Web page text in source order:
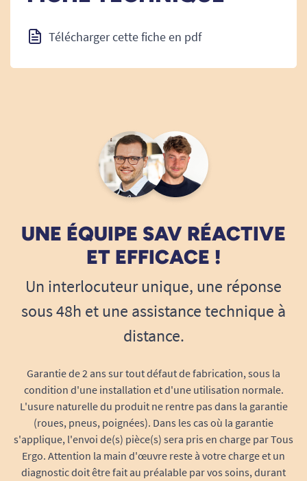
Télécharger cette fiche en pdf
UNE ÉQUIPE SAV RÉACTIVE
ET EFFICACE !
Un interlocuteur unique, une réponse
sous 48h et une assistance technique à
distance.
Garantie de 2 ans sur tout défaut de fabrication, sous la
condition d'une installation et d'une utilisation normale.
L'usure naturelle du produit ne rentre pas dans la garantie
(roues, pneus, poignées). Dans les cas où la garantie
s'applique, l'envoi de(s) pièce(s) sera pris en charge par Tous
Ergo. Attention la main d'œuvre reste à votre charge et un
diagnostic doit être fait au préalable par vos soins, durant